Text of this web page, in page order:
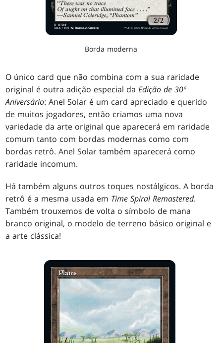
Borda moderna
O único card que não combina com a sua raridade
original é outra adição especial da Edição de 30º
Aniversário: Anel Solar é um card apreciado e querido
de muitos jogadores, então criamos uma nova
variedade da arte original que aparecerá em raridade
comum tanto com bordas modernas como com
bordas retrô. Anel Solar também aparecerá como
raridade incomum.
Há também alguns outros toques nostálgicos. A borda
retrô é a mesma usada em Time Spiral Remastered.
Também trouxemos de volta o símbolo de mana
branco original, o modelo de terreno básico original e
a arte clássica!